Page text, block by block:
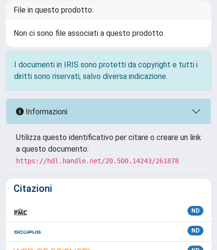
File in questo prodotto:
Non ci sono file associati a questo prodotto.
I documenti in IRIS sono protetti da copyright e tutti i
diritti sono riservati, salvo diversa indicazione.
Informazioni
Utilizza questo identificativo per citare o creare un link
a questo documento:
https://hdl.handle.net/20.500.14243/261878
Citazioni
ND
ND